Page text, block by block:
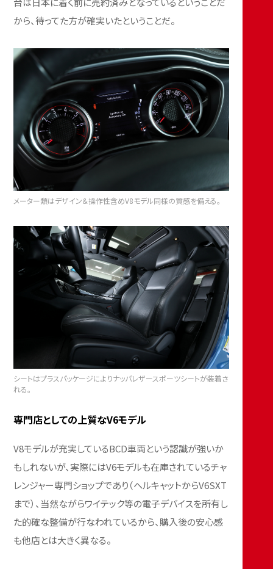
から、待ってた方が確実いたということだ。
メーター類はデザイン＆操作性含めV8モデル同様の質感を備える。
シートはプラスパッケージによりナッパレザースポーツシートが装着さ
れる。
専門店としての上質なV6モデル
V8モデルが充実しているBCD車両という認識が強いか
もしれないが、実際にはV6モデルも在庫されているチャ
レンジャー専門ショップであり（ヘルキャットからV6SXT
まで）、当然ながらワイテック等の電子デバイスを所有し
た的確な整備が行なわれているから、購入後の安心感
も他店とは大きく異なる。